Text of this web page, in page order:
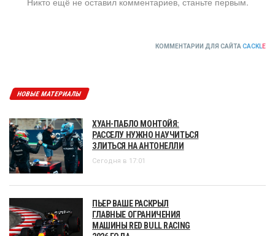
КОММЕНТАРИИ ДЛЯ САЙТА CACKLE
НОВЫЕ МАТЕРИАЛЫ
ХУАН-ПАБЛО МОНТОЙЯ:
РАССЕЛУ НУЖНО НАУЧИТЬСЯ
ЗЛИТЬСЯ НА АНТОНЕЛЛИ
Сегодня в 17:01
ПЬЕР ВАШЕ РАСКРЫЛ
ГЛАВНЫЕ ОГРАНИЧЕНИЯ
МАШИНЫ RED BULL RACING